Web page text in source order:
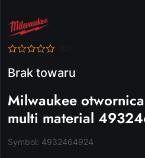
NAZWA
PRODUCENTA:
MILWAUKEE
Brak towaru
Milwaukee
multi material
Symbol: 4932464924